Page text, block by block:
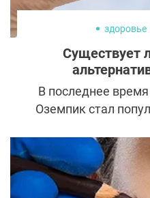
здоровье
Существует
В последнее
Оземпик стал
Например, в
начали называть